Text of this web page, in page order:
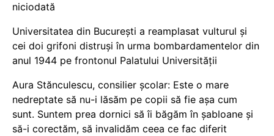
niciodată
Universitatea din București a reamplasat vulturul și
cei doi grifoni distruși în urma bombardamentelor din
anul 1944 pe frontonul Palatului Universității
Aura Stănculescu, consilier școlar: Este o mare
nedreptate să nu-i lăsăm pe copii să fie așa cum
sunt. Suntem prea dornici să îi băgăm în șabloane și
să-i corectăm, să invalidăm ceea ce fac diferit